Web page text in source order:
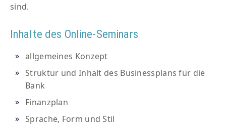
sind.
Inhalte des Online-Seminars
allgemeines Konzept
Struktur und Inhalt des Businessplans für die
Bank
Finanzplan
Sprache, Form und Stil